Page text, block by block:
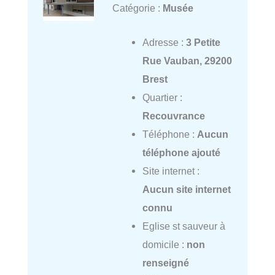
Catégorie : Musée
Adresse : 3 Petite
Rue Vauban, 29200
Brest
Quartier :
Recouvrance
Téléphone : Aucun
téléphone ajouté
Site internet :
Aucun site internet
connu
Eglise st sauveur à
domicile : non
renseigné